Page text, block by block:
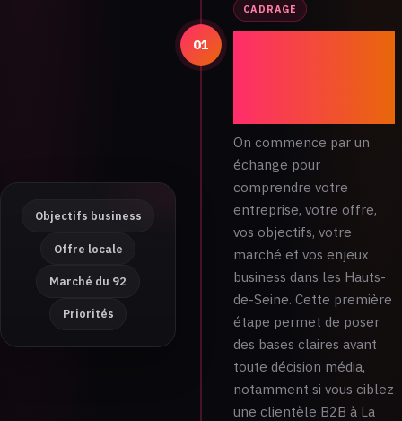
01
CADRAGE
On commence par un
échange pour
comprendre votre
entreprise, votre offre,
vos objectifs, votre
marché et vos enjeux
business dans les Hauts-
de-Seine. Cette première
étape permet de poser
des bases claires avant
toute décision média,
notamment si vous ciblez
une clientèle B2B à La
Objectifs business
Offre locale
Marché du 92
Priorités